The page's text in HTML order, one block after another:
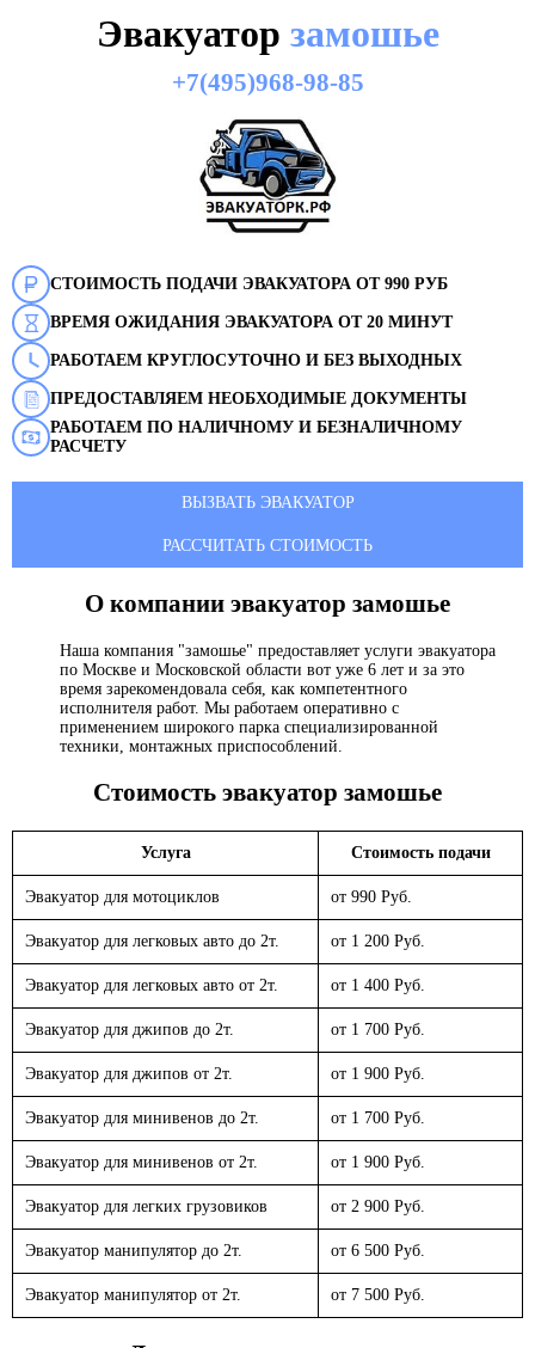
Эвакуатор замошье
+7(495)968-98-85
СТОИМОСТЬ ПОДАЧИ ЭВАКУАТОРА ОТ 990 РУБ
ВРЕМЯ ОЖИДАНИЯ ЭВАКУАТОРА ОТ 20 МИНУТ
РАБОТАЕМ КРУГЛОСУТОЧНО И БЕЗ ВЫХОДНЫХ
ПРЕДОСТАВЛЯЕМ НЕОБХОДИМЫЕ ДОКУМЕНТЫ
РАБОТАЕМ ПО НАЛИЧНОМУ И БЕЗНАЛИЧНОМУ
РАСЧЕТУ
ВЫЗВАТЬ ЭВАКУАТОР
РАССЧИТАТЬ СТОИМОСТЬ
О компании эвакуатор замошье
Наша компания "замошье" предоставляет услуги эвакуатора
по Москве и Московской области вот уже 6 лет и за это
время зарекомендовала себя, как компетентного
исполнителя работ. Мы работаем оперативно с
применением широкого парка специализированной
техники, монтажных приспособлений.
Стоимость эвакуатор замошье
Услуга Стоимость подачи
Эвакуатор для мотоциклов от 990 Руб.
Эвакуатор для легковых авто до 2т. от 1 200 Руб.
Эвакуатор для легковых авто от 2т. от 1 400 Руб.
Эвакуатор для джипов до 2т. от 1 700 Руб.
Эвакуатор для джипов от 2т. от 1 900 Руб.
Эвакуатор для минивенов до 2т. от 1 700 Руб.
Эвакуатор для минивенов от 2т. от 1 900 Руб.
Эвакуатор для легких грузовиков от 2 900 Руб.
Эвакуатор манипулятор до 2т. от 6 500 Руб.
Эвакуатор манипулятор от 2т. от 7 500 Руб.